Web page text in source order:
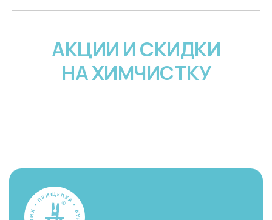
АКЦИИ И СКИДКИ
НА ХИМЧИСТКУ